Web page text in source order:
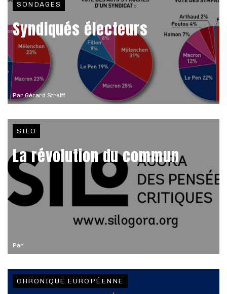
Par Gérard Streiff
SONDAGES
Syndiqués électeurs
Par
SILO
La révolution du commun
CHRONIQUE EUROPÉENNE